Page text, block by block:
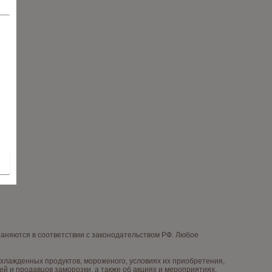
в соответствии с законодательством РФ. Любое
продуктов, мороженого, условиях их приобретения,
и продавцов заморозки, а также об акциях и мероприятиях,